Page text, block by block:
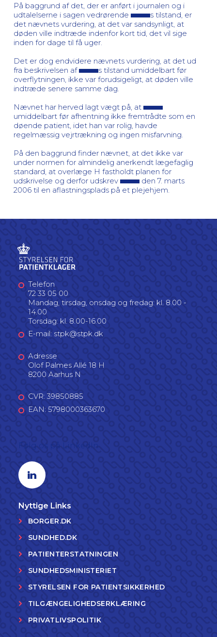
På baggrund af det, der er anført i journalen og i
udtalelserne i sagen vedrørende
s tilstand, er
det nævnets vurdering, at det var sandsynligt, at
døden ville indtræde indenfor kort tid, det vil sige
inden for dage til få uger.
Det er dog endvidere nævnets vurdering, at det ud
fra beskrivelsen af
s tilstand umiddelbart før
overflytningen, ikke var forudsigeligt, at døden ville
indtræde senere samme dag.
Nævnet har herved lagt vægt på, at
umiddelbart før afhentning ikke fremtrådte som en
døende patient, idet han var rolig, havde
regelmæssig vejrtrækning og ingen misfarvning.
På den baggrund finder nævnet, at det ikke var
under normen for almindelig anerkendt lægefaglig
standard, at overlæge H fastholdt planen for
udskrivelse og derfor udskrev
den 7. marts
2006 til en aflastningsplads på et plejehjem.
Telefon
72 33 05 00
Mandag, tirsdag, onsdag og fredag: kl. 8.00 -
14.00
Torsdag: kl. 8.00-16.00
E-mail: stpk@stpk.dk
Adresse
Olof Palmes Allé 18 H
8200 Aarhus N
CVR: 39850885
EAN: 5798000363670
Linkedin profil
Nyttige Links
BORGER.DK
SUNDHED.DK
PATIENTERSTATNINGEN
SUNDHEDSMINISTERIET
STYRELSEN FOR PATIENTSIKKERHED
TILGÆNGELIGHEDSERKLÆRING
PRIVATLIVSPOLITIK